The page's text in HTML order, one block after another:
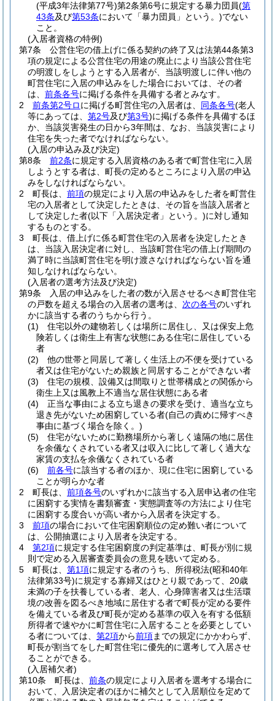
(平成3年法律第77号)第2条第6号に規定する暴力団員(第
43条及び第53条において「暴力団員」という。)でない
こと。
(入居者資格の特例)
第7条
公営住宅の借上げに係る契約の終了又は法第44条第3
項の規定による公営住宅の用途の廃止により当該公営住宅
の明渡しをしようとする入居者が、当該明渡しに伴い他の
町営住宅に入居の申込みをした場合においては、その者
は、 前条各号に掲げる条件を具備する者とみなす。
2
前条第2号ロに掲げる町営住宅の入居者は、 同条各号(老人
等にあっては、 第2号及び第3号)に掲げる条件を具備するほ
か、当該災害発生の日から3年間は、なお、当該災害により
住宅を失った者でなければならない。
(入居の申込み及び決定)
第8条
前2条に規定する入居資格のある者で町営住宅に入居
しようとする者は、町長の定めるところにより入居の申込
みをしなければならない。
2
町長は、 前項の規定により入居の申込みをした者を町営住
宅の入居者として決定したときは、その旨を当該入居者と
して決定した者(以下「入居決定者」という。)に対し通知
するものとする。
3
町長は、借上げに係る町営住宅の入居者を決定したとき
は、当該入居決定者に対し、当該町営住宅の借上げ期間の
満了時に当該町営住宅を明け渡さなければならない旨を通
知しなければならない。
(入居者の選考方法及び決定)
第9条
入居の申込みをした者の数が入居させるべき町営住宅
の戸数を超える場合の入居者の選考は、 次の各号のいずれ
かに該当する者のうちから行う。
(1)
住宅以外の建物若しくは場所に居住し、又は保安上危
険若しくは衛生上有害な状態にある住宅に居住している
者
(2)
他の世帯と同居して著しく生活上の不便を受けている
者又は住宅がないため親族と同居することができない者
(3)
住宅の規模、設備又は間取りと世帯構成との関係から
衛生上又は風教上不適当な居住状態にある者
(4)
正当な事由による立ち退きの要求を受け、適当な立ち
退き先がないため困窮している者(自己の責めに帰すべき
事由に基づく場合を除く。)
(5)
住宅がないために勤務場所から著しく遠隔の地に居住
を余儀なくされている者又は収入に比して著しく過大な
家賃の支払を余儀なくされている者
(6)
前各号に該当する者のほか、現に住宅に困窮している
ことが明らかな者
2
町長は、 前項各号のいずれかに該当する入居申込者の住宅
に困窮する実情を書類審査・実態調査等の方法により住宅
に困窮する度合いが高い者から入居者を決定する。
3
前項の場合において住宅困窮順位の定め難い者について
は、公開抽選により入居者を決定する。
4
第2項に規定する住宅困窮度の判定基準は、町長が別に規
則で定める入居審査委員会の意見を聴いて定める。
5
町長は、 第1項に規定する者のうち、所得税法(昭和40年
法律第33号)に規定する寡婦又はひとり親であって、20歳
未満の子を扶養している者、老人、心身障害者又は生活環
境の改善を図るべき地域に居住する者で町長が定める要件
を備えている者及び町長が定める基準の収入を有する低額
所得者で速やかに町営住宅に入居することを必要としてい
る者については、 第2項から前項までの規定にかかわらず、
町長が割当てをした町営住宅に優先的に選考して入居させ
ることができる。
(入居補欠者)
第10条
町長は、 前条の規定により入居者を選考する場合に
おいて、入居決定者のほかに補欠として入居順位を定めて